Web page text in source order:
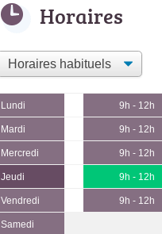
Horaires
Lundi 9h - 12h
Mardi 9h - 12h
Mercredi 9h - 12h
Jeudi 9h - 12h
Vendredi 9h - 12h
Samedi